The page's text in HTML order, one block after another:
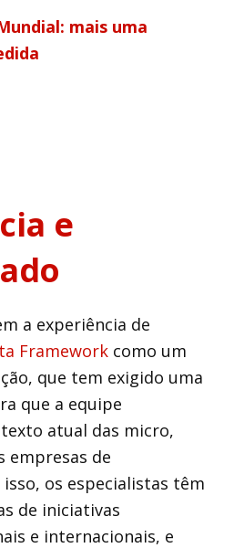
mais uma
e
a experiência de
Framework como um
que tem exigido uma
que a equipe
atual das micro,
empresas de
os especialistas têm
de iniciativas
e internacionais, e